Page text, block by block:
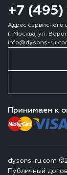
+7
Адрес сервисного
г. Москва, ул.
info@dysons-
Принимаем к
dysons-ru.com
Публичный